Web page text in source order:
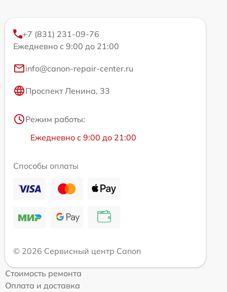
+7 (831) 231-09-76
Ежедневно с 9:00 до 21:00
info@canon-repair-center.ru
Проспект Ленина, 33
Режим работы:
Ежедневно с 9:00 до 21:00
Способы оплаты
© 2026 Сервисный центр Canon
Стоимость ремонта
Оплата и доставка